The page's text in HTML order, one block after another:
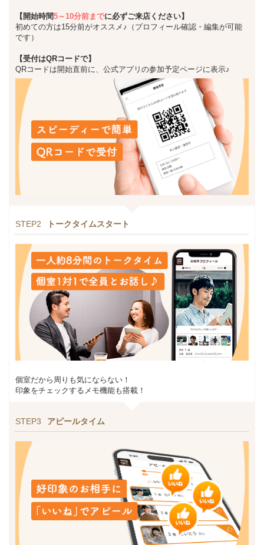
【開始時間5～10分前までに必ずご来店ください】
初めての方は15分前がオススメ♪（プロフィール確認・編集が可能
です）
【受付はQRコードで】
QRコードは開始直前に、公式アプリの参加予定ページに表示♪
STEP2 トークタイムスタート
個室だから周りも気にならない！
印象をチェックするメモ機能も搭載！
STEP3 アピールタイム